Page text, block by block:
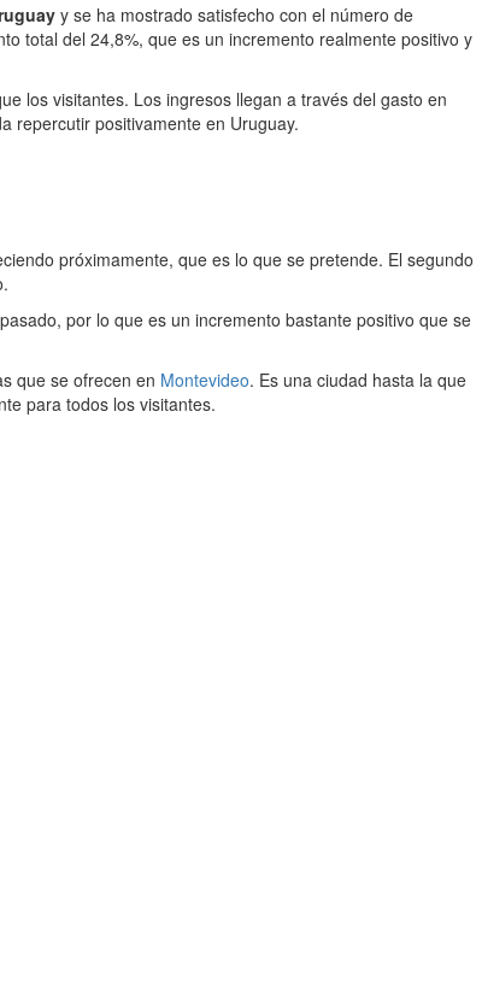
y se ha mostrado satisfecho con el número de
total del 24,8%, que es un incremento realmente positivo y
los visitantes. Los ingresos llegan a través del gasto en
repercutir positivamente en Uruguay.
próximamente, que es lo que se pretende. El segundo
por lo que es un incremento bastante positivo que se
que se ofrecen en Montevideo. Es una ciudad hasta la que
para todos los visitantes.